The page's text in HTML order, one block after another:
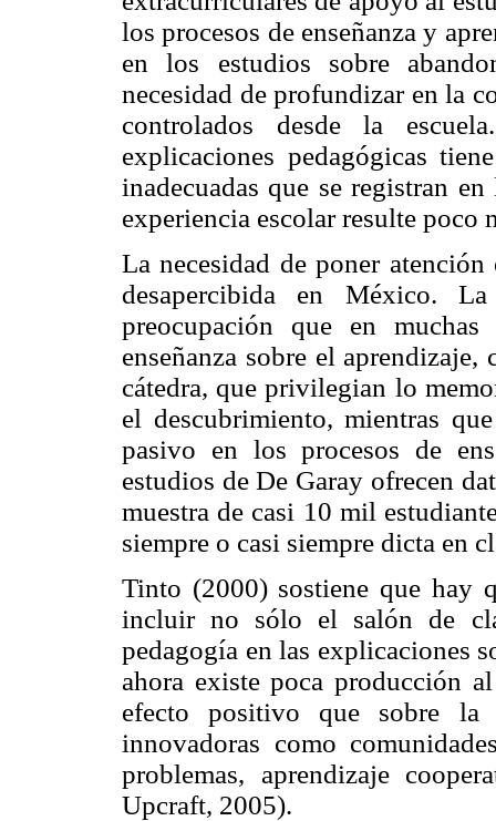
los procesos de enseñanza y
en los estudios sobre
necesidad de profundizar en la
controlados desde la
explicaciones pedagógicas
inadecuadas que se registran
experiencia escolar resulte poco
La necesidad de poner
desapercibida en México.
preocupación que en
enseñanza sobre el
cátedra, que privilegian lo
el descubrimiento, mientras
pasivo en los procesos de
estudios de De Garay ofrecen
muestra de casi 10 mil
siempre o casi siempre dicta en
Tinto (2000) sostiene que hay
incluir no sólo el salón de
pedagogía en las explicaciones
ahora existe poca producción
efecto positivo que sobre la
innovadoras como
problemas, aprendizaje
Upcraft, 2005).